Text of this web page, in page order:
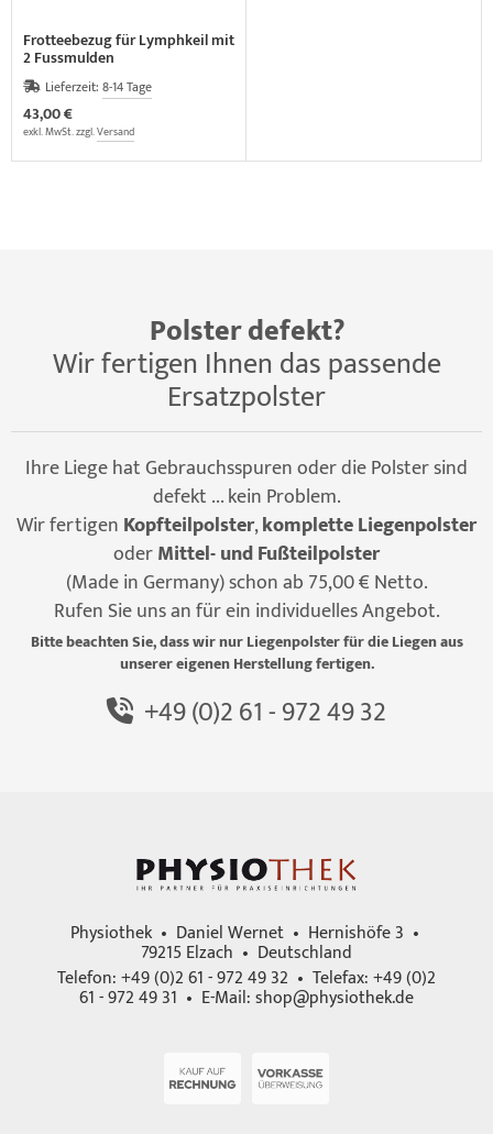
Frotteebezug für Lymphkeil mit
2 Fussmulden
Lieferzeit: 8-14 Tage
43,00 €
exkl. MwSt. zzgl.Versand
Polster defekt?
Wir fertigen Ihnen das passende
Ersatzpolster
Ihre Liege hat Gebrauchsspuren oder die Polster sind
defekt ... kein Problem.
Wir fertigen Kopfteilpolster,komplette Liegenpolster
oderMittel- und Fußteilpolster
(Made in Germany) schon ab 75,00 € Netto.
Rufen Sie uns an für ein individuelles Angebot.
Bitte beachten Sie, dass wir nur Liegenpolster für die Liegen aus
unserer eigenen Herstellung fertigen.
+49 (0)2 61 - 972 49 32
Physiothek • Daniel Wernet • Hernishöfe 3 •
79215 Elzach • Deutschland
Telefon: +49 (0)2 61 - 972 49 32 • Telefax: +49 (0)2
61 - 972 49 31 • E-Mail:shop@physiothek.de